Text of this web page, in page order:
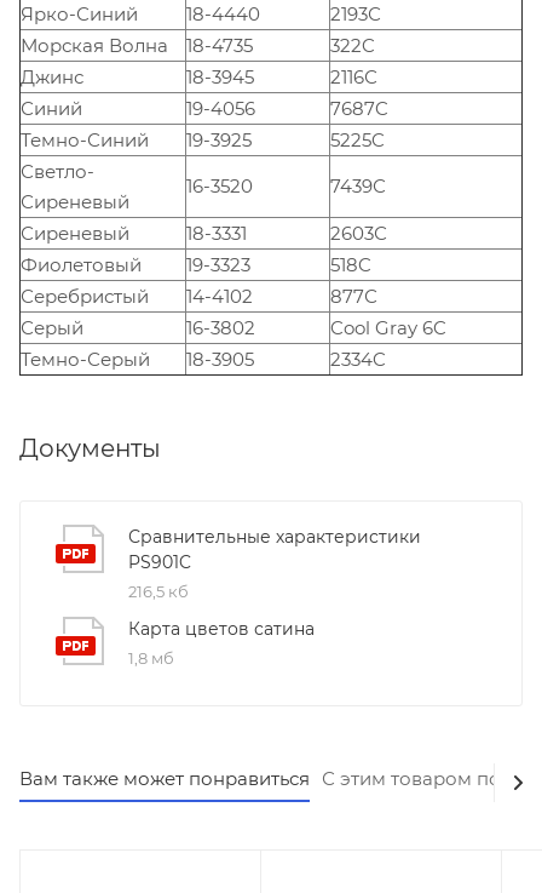
Ярко-Синий
18-4440
2193С
Морская Волна
18-4735
322C
Джинс
18-3945
2116С
Синий
19-4056
7687C
Темно-Синий
19-3925
5225C
Светло-
Сиреневый
16-3520 7439С
Сиреневый 18-3331
2603С
Фиолетовый
19-3323
518C
Серебристый
14-4102
877С
Серый
16-3802
Cool Gray 6C
Темно-Серый
18-3905 2334C
Документы
Сравнительные характеристики
PS901C
216,5 кб
Карта цветов сатина
1,8 мб
Вам также может понравиться С этим товаром